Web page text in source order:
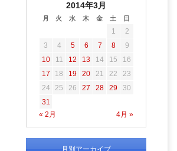
2014年3月
月 火 水 木 金 土 日
« 2月 4月 »
1
2
3
4 5 6 7 8
9
10
11 12 13 14 15
16
17
18 19 20 21 22
23
24
25 26 27 28 29
30
31
月別アーカイブ